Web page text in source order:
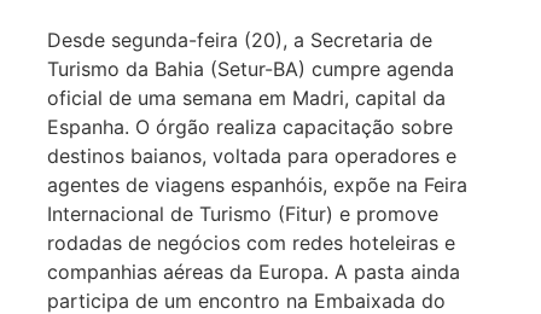
Desde segunda-feira (20), a Secretaria de
Turismo da Bahia (Setur-BA) cumpre agenda
oficial de uma semana em Madri, capital da
Espanha. O órgão realiza capacitação sobre
destinos baianos, voltada para operadores e
agentes de viagens espanhóis, expõe na Feira
Internacional de Turismo (Fitur) e promove
rodadas de negócios com redes hoteleiras e
companhias aéreas da Europa. A pasta ainda
participa de um encontro na Embaixada do